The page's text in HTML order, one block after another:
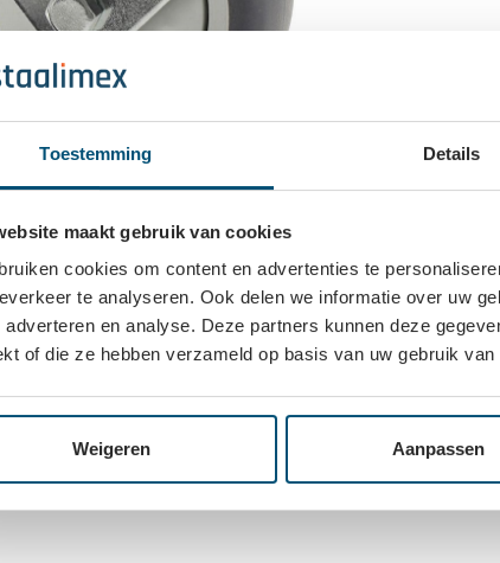
Toestemming Details
maakt gebruik van cookies
cookies om content en advertenties te
te analyseren. Ook delen we informatie over uw
adverteren en analyse. Deze partners kunnen deze
of die ze hebben verzameld op basis van uw gebruik
Weigeren Aanpassen
een grijze thermoplastische rubberband en kogellager. Dit
en conform PAK en ROHS normen. Dit grijze
Het wiel heeft een diameter van 50mm en de plaat is